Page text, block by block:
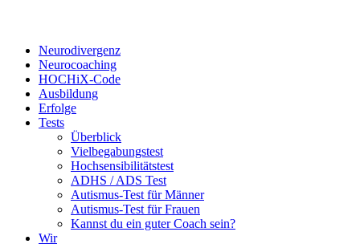
Neurodivergenz
Neurocoaching
HOCHiX-Code
Ausbildung
Erfolge
Tests
Überblick
Vielbegabungstest
Hochsensibilitätstest
ADHS / ADS Test
Autismus-Test für Männer
Autismus-Test für Frauen
Kannst du ein guter Coach sein?
Wir